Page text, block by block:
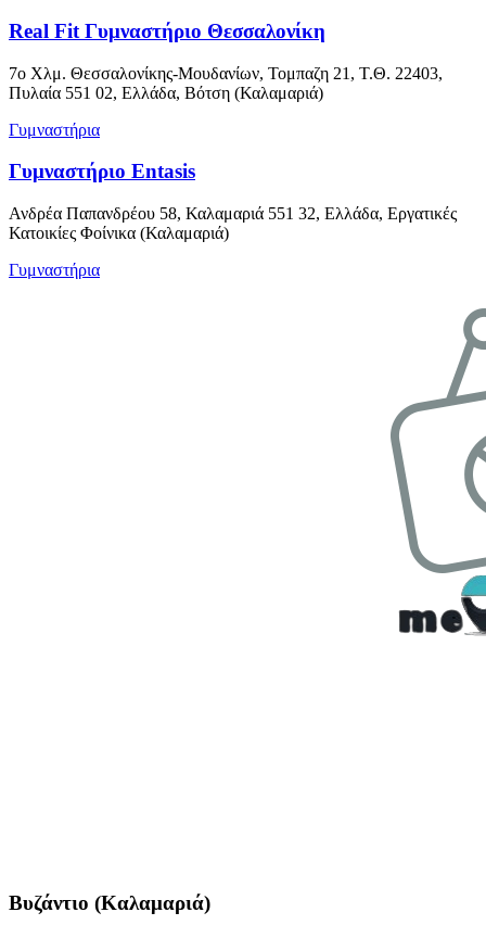
Real Fit Γυμναστήριο Θεσσαλονίκη
7o Χλμ. Θεσσαλονίκης-Μουδανίων, Τομπαζη 21, Τ.Θ. 22403,
Πυλαία 551 02, Ελλάδα, Βότση (Καλαμαριά)
Γυμναστήρια
Γυμναστήριο Entasis
Ανδρέα Παπανδρέου 58, Καλαμαριά 551 32, Ελλάδα, Εργατικές
Κατοικίες Φοίνικα (Καλαμαριά)
Γυμναστήρια
Βυζάντιο (Καλαμαριά)